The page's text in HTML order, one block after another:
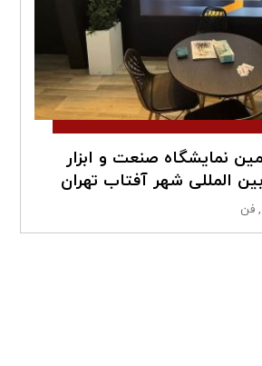
نمایشگاه صنعت و ابزار
المللی شهر آفتاب تهران
,فن